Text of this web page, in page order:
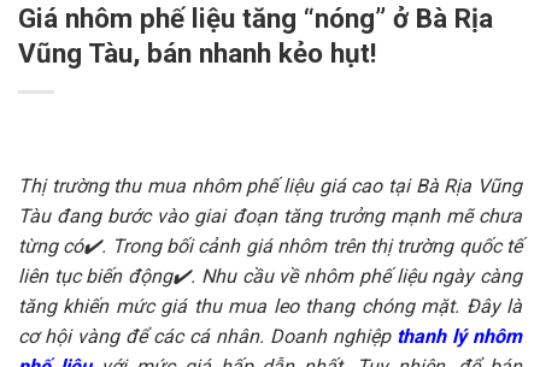
Giá nhôm phế liệu tăng “nóng” ở Bà Rịa
Vũng Tàu, bán nhanh kẻo hụt!
Thị trường thu mua nhôm phế liệu giá cao tại Bà Rịa Vũng
Tàu đang bước vào giai đoạn tăng trưởng mạnh mẽ chưa
từng có✔️. Trong bối cảnh giá nhôm trên thị trường quốc tế
liên tục biến động✔️. Nhu cầu về nhôm phế liệu ngày càng
tăng khiến mức giá thu mua leo thang chóng mặt. Đây là
cơ hội vàng để các cá nhân. Doanh nghiệp thanh lý nhôm